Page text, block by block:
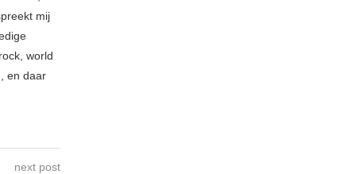
mij
world
en daar
next post